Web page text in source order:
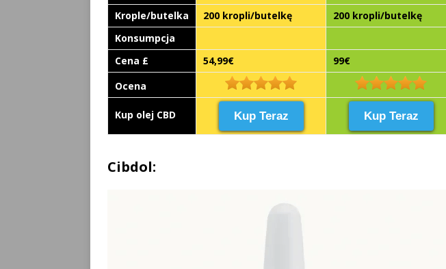
Krople/butelka
200 kropli/butelkę 200 kropli/butelkę
Konsumpcja
Cena £
54,99€ 99€
Ocena
Kup olej CBD Kup Teraz Kup Teraz
Cibdol: